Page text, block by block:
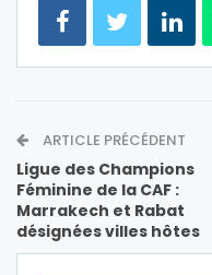
ARTICLE PRÉCÉDENT
Ligue des Champions
Féminine de la CAF :
Marrakech et Rabat
désignées villes hôtes